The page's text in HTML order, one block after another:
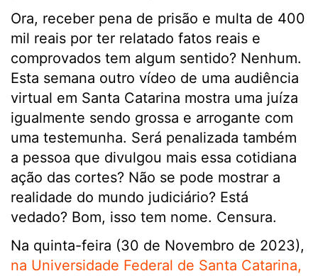
Ora, receber pena de prisão e multa de 400
mil reais por ter relatado fatos reais e
comprovados tem algum sentido? Nenhum.
Esta semana outro vídeo de uma audiência
virtual em Santa Catarina mostra uma juíza
igualmente sendo grossa e arrogante com
uma testemunha. Será penalizada também
a pessoa que divulgou mais essa cotidiana
ação das cortes? Não se pode mostrar a
realidade do mundo judiciário? Está
vedado? Bom, isso tem nome. Censura.
Na quinta-feira (30 de Novembro de 2023),
na Universidade Federal de Santa Catarina,